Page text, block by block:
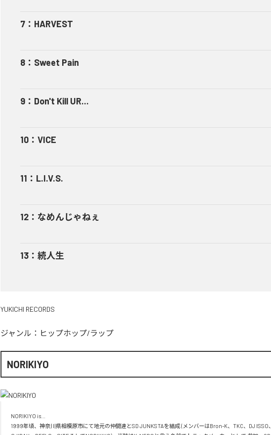
7 ： HARVEST
8 ： Sweet Pain
9 ： Don't Kill UR...
10 ： VICE
11 ： L.I.V.S.
12 ： なめんじゃねぇ
13 ： 続人生
YUKICHI RECORDS
ジャンル： ヒップホップ/ラップ
NORIKIYO
NORIKIYO is...
1999年頃、神奈川県相模原市にて地元の仲間達とSD JUNKSTAを結成 (メンバーはBron-K、TKC、DJ ISSO